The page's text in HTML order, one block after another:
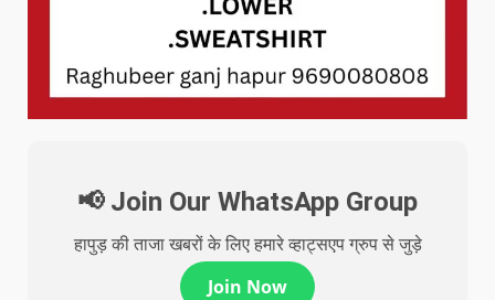
📢 Join Our WhatsApp Group
हापुड़ की ताजा खबरों के लिए हमारे व्हाट्सएप ग्रुप से जुड़े
Join Now